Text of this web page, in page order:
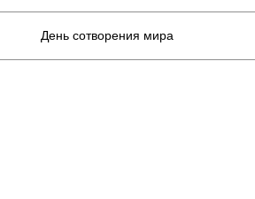
День сотворения мира